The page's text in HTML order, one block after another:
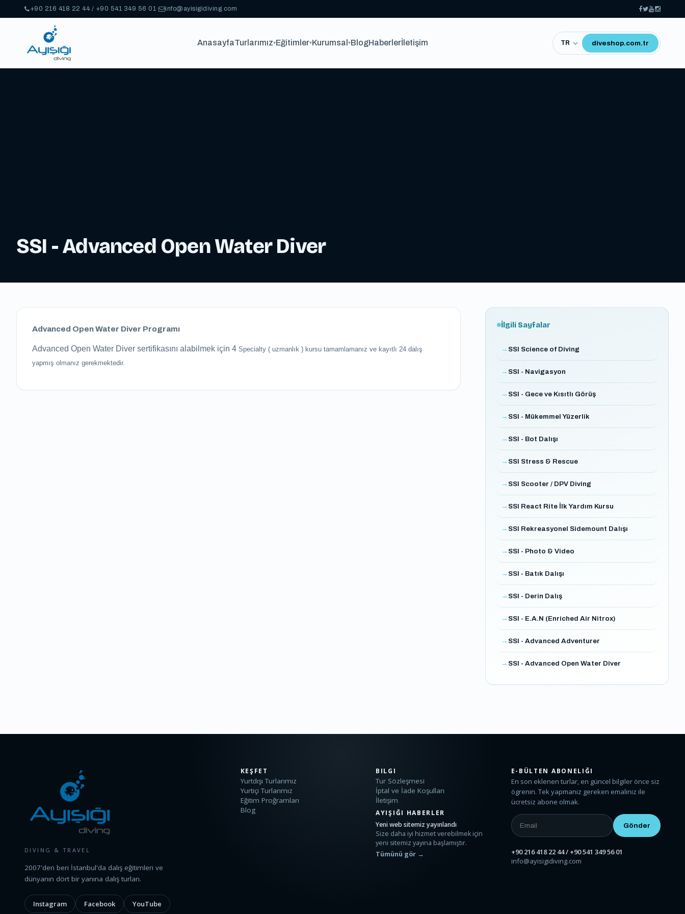
+90 216 418 22 44 / +90 541 349 56 01· info@ayisigidiving.com
AnasayfaTurlarımız▾Eğitimler▾Kurumsal ▾BlogHaberlerİletişim diveshop.com.tr
SSI - Advanced Open Water Diver
Advanced Open Water Diver Programı
Advanced Open Water Diver sertifikasını alabilmek için 4 Specialty ( uzmanlık ) kursu tamamlamanız ve kayıtlı 24 dalış
yapmış olmanız gerekmektedir.
İlgili Sayfalar
SSI Science of Diving
SSI - Navigasyon
SSI - Gece ve Kısıtlı Görüş
SSI - Mükemmel Yüzerlik
SSI - Bot Dalışı
SSI Stress & Rescue
SSI Scooter / DPV Diving
SSI React Rite İlk Yardım Kursu
SSI Rekreasyonel Sidemount Dalışı
SSI - Photo & Video
SSI - Batık Dalışı
SSI - Derin Dalış
SSI - E.A.N (Enriched Air Nitrox)
SSI - Advanced Adventurer
SSI - Advanced Open Water Diver
DIVING & TRAVEL
2007'den beri İstanbul'da dalış eğitimleri ve
dünyanın dört bir yanına dalış turları.
Instagram Facebook YouTube
KEŞFET
Yurtdışı Turlarımız
Yurtiçi Turlarımız
Eğitim Proğramları
Blog
BILGI
Tur Sözleşmesi
İptal ve İade Koşulları
İletişim
AYIŞIĞI HABERLER
Yeni web sitemiz yayınlandı
Size daha iyi hizmet verebilmek için
yeni sitemiz yayına başlamıştır.
Tümünü gör →
E-BÜLTEN ABONELIĞI
En son eklenen turlar, en güncel bilgiler önce siz
ögrenin. Tek yapmaniz gereken emaliniz ile
ücretsiz abone olmak.
+90 216 418 22 44 / +90 541 349 56 01
info@ayisigidiving.com